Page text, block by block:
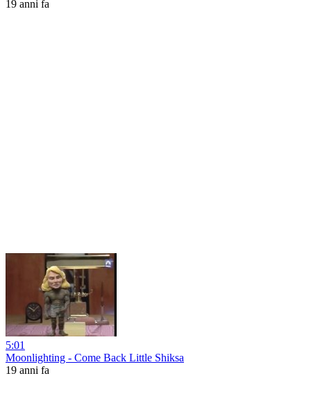
19 anni fa
5:01
Moonlighting - Come Back Little Shiksa
19 anni fa